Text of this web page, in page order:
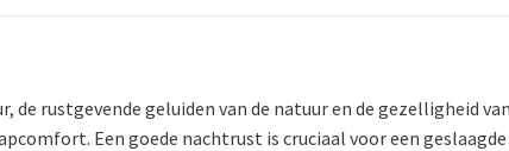
rustgevende geluiden van de natuur en de gezelligheid
Een goede nachtrust is cruciaal voor een